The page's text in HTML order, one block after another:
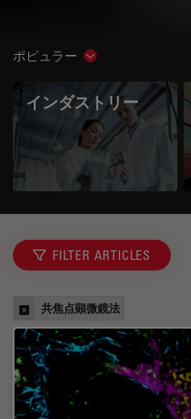
ポピュラー Show subnavigation
インダストリー
FILTER ARTICLES
共焦点顕微鏡法